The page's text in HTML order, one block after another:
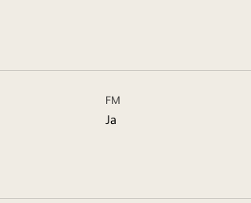
FM
Ja